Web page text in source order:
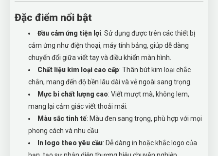
Đặc điểm nổi bật
Đầu cảm ứng tiện lợi: Sử dụng được trên các thiết bị
cảm ứng như điện thoại, máy tính bảng, giúp dễ dàng
chuyển đổi giữa viết tay và điều khiển màn hình.
Chất liệu kim loại cao cấp: Thân bút kim loại chắc
chắn, mang đến độ bền lâu dài và vẻ ngoài sang trọng.
Mực bi chất lượng cao: Viết mượt mà, không lem,
mang lại cảm giác viết thoải mái.
Màu sắc tinh tế: Màu đen sang trọng, phù hợp với mọi
phong cách và nhu cầu.
In logo theo yêu cầu: Dễ dàng in hoặc khắc logo của